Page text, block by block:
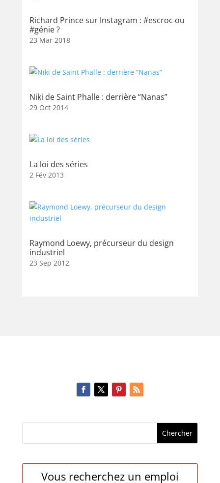
Richard Prince sur Instagram : #escroc ou
#génie ?
23 Mar 2018
Niki de Saint Phalle : derrière “Nanas”
29 Oct 2014
La loi des séries
2 Fév 2013
Raymond Loewy, précurseur du design
industriel
23 Sep 2012
Vous recherchez un emploi